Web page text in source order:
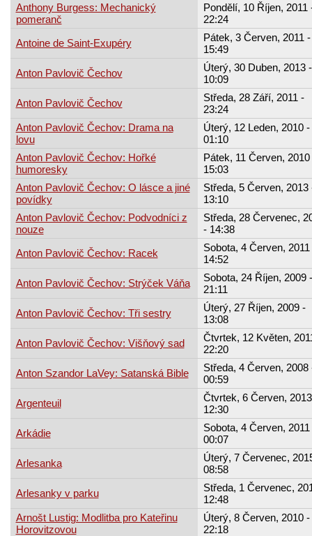
Anthony Burgess: Mechanický
pomeranč
Pondělí, 10 Říjen, 2011
22:24
Antoine de Saint-Exupéry
Pátek, 3 Červen, 2011 -
15:49
Anton Pavlovič Čechov
Úterý, 30 Duben, 2013 -
10:09
Anton Pavlovič Čechov
Středa, 28 Září, 2011 -
23:24
Anton Pavlovič Čechov: Drama na
lovu
Úterý, 12 Leden, 2010 -
01:10
Anton Pavlovič Čechov: Hořké
humoresky
Pátek, 11 Červen, 2010
15:03
Anton Pavlovič Čechov: O lásce a jiné
povídky
Středa, 5 Červen, 2013
13:10
Anton Pavlovič Čechov: Podvodníci z
nouze
Středa, 28 Červenec,
- 14:38
Anton Pavlovič Čechov: Racek
Sobota, 4 Červen, 2011
14:52
Anton Pavlovič Čechov: Strýček Váňa
Sobota, 24 Říjen, 2009 -
21:11
Anton Pavlovič Čechov: Tři sestry
Úterý, 27 Říjen, 2009 -
13:08
Anton Pavlovič Čechov: Višňový sad
Čtvrtek, 12 Květen,
22:20
Anton Szandor LaVey: Satanská Bible
Středa, 4 Červen, 2008
00:59
Argenteuil
Čtvrtek, 6 Červen,
12:30
Arkádie
Sobota, 4 Červen, 2011
00:07
Arlesanka
Úterý, 7 Červenec,
08:58
Arlesanky v parku
Středa, 1 Červenec,
12:48
Arnošt Lustig: Modlitba pro Kateřinu
Horovitzovou
Úterý, 8 Červen, 2010 -
22:18